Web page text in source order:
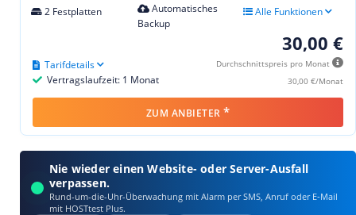
2 Festplatten
Automatisches
Backup
Alle Funktionen
30,00 €
Durchschnittspreis pro Monat
30,00 €/Monat
Vertragslaufzeit: 1 Monat
Tarifdetails
ZUM ANBIETER *
Nie wieder einen Website- oder Server-Ausfall
verpassen.
Rund-um-die-Uhr-Überwachung mit Alarm per SMS, Anruf oder E‑Mail
mit HOSTtest Plus.